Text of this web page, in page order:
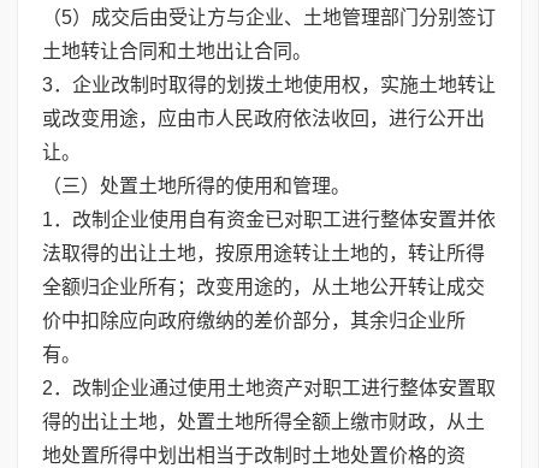
（5）成交后由受让方与企业、土地管理部门分别签订
土地转让合同和土地出让合同。
3．企业改制时取得的划拨土地使用权，实施土地转让
或改变用途，应由市人民政府依法收回，进行公开出
让。
（三）处置土地所得的使用和管理。
1．改制企业使用自有资金已对职工进行整体安置并依
法取得的出让土地，按原用途转让土地的，转让所得
全额归企业所有；改变用途的，从土地公开转让成交
价中扣除应向政府缴纳的差价部分，其余归企业所
有。
2．改制企业通过使用土地资产对职工进行整体安置取
得的出让土地，处置土地所得全额上缴市财政，从土
地处置所得中划出相当于改制时土地处置价格的资